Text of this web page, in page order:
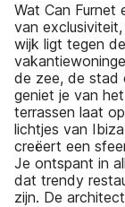
Wat Can Furnet
van
wijk ligt tegen
de zee, de stad
geniet je van
terrassen laat
lichtjes van
creëert een
Je ontspant in
dat trendy
zijn. De